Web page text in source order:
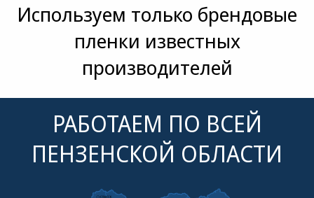
Используем только брендовые
пленки известных
производителей
РАБОТАЕМ ПО ВСЕЙ
ПЕНЗЕНСКОЙ ОБЛАСТИ